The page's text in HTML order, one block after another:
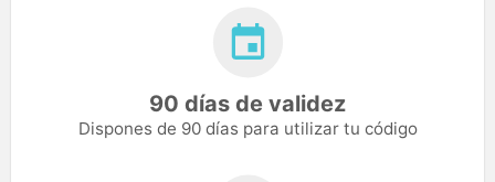
90 días de validez
Dispones de 90 días para utilizar tu código